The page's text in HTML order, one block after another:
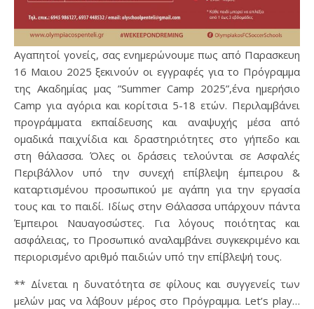
Αγαπητοί γονείς, σας ενημερώνουμε πως από Παρασκευη
16 Μαιου 2025 ξεκινούν οι εγγραφές για το Πρόγραμμα
της Ακαδημίας μας ”Summer Camp 2025”,ένα ημερήσιο
Camp για αγόρια και κορίτσια 5-18 ετών. Περιλαμβάνει
προγράμματα εκπαίδευσης και αναψυχής μέσα από
ομαδικά παιχνίδια και δραστηριότητες στο γήπεδο και
στη θάλασσα. Όλες οι δράσεις τελούνται σε Ασφαλές
Περιβάλλον υπό την συνεχή επίβλεψη έμπειρου &
καταρτισμένου προσωπικού με αγάπη για την εργασία
τους και το παιδί. Ιδίως στην Θάλασσα υπάρχουν πάντα
Έμπειροι Ναυαγοσώστες. Για λόγους ποιότητας και
ασφάλειας, το Προσωπικό αναλαμβάνει συγκεκριμένο και
περιορισμένο αριθμό παιδιών υπό την επίβλεψή τους.
** Δίνεται η δυνατότητα σε φίλους και συγγενείς των
μελών μας να λάβουν μέρος στο Πρόγραμμα. Let’s play…